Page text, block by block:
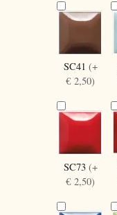
SC41 (+
€ 2,50)
SC73 (+
€ 2,50)